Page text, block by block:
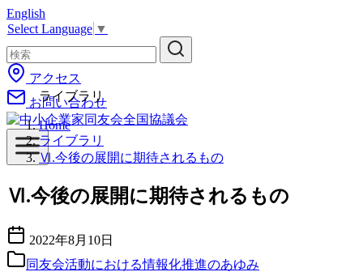
コ
ン
テ
ン
ツ
へ
移
動
English
Select Language ▼
アクセス
お問い合わせ
ライブラリ
Home
ライブラリ
Ⅵ.今後の展開に期待されるもの
Ⅵ.今後の展開に期待されるもの
2022年8月10日
同友会活動における情報化推進のあゆみ